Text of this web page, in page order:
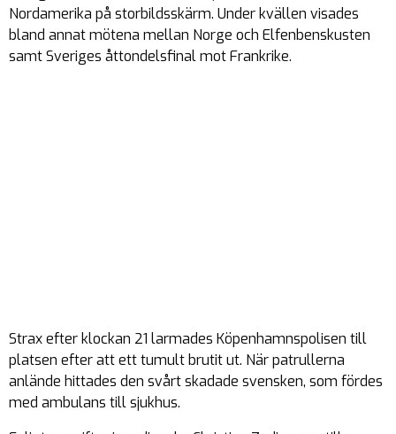
Nordamerika på storbildsskärm. Under kvällen visades
bland annat mötena mellan Norge och Elfenbenskusten
samt Sveriges åttondelsfinal mot Frankrike.
Strax efter klockan 21 larmades Köpenhamnspolisen till
platsen efter att ett tumult brutit ut. När patrullerna
anlände hittades den svårt skadade svensken, som fördes
med ambulans till sjukhus.